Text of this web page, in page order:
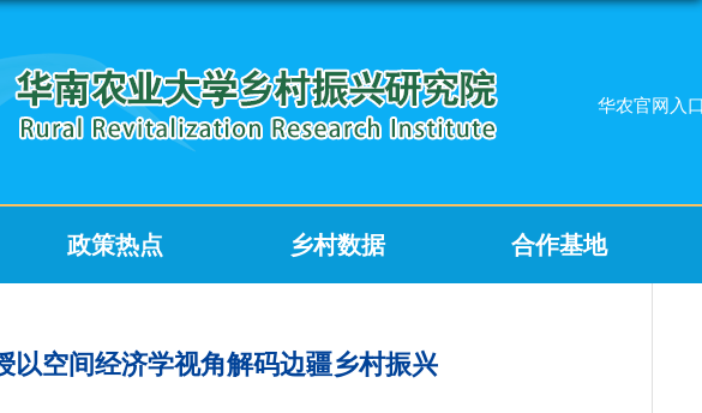
华农官网入
政策热点 乡村数据 合作基地
以空间经济学视角解码边疆乡村振兴